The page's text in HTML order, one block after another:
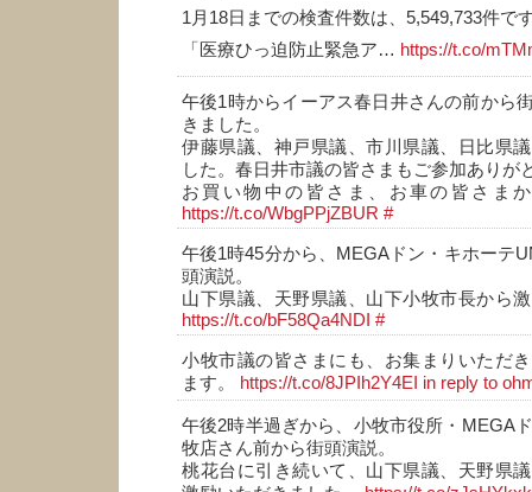
1月18日までの検査件数は、5,549,733件で
「医療ひっ迫防止緊急ア… https://t.co/
午後1時からイーアス春日井さんの前から
きました。
伊藤県議、神戸県議、市川県議、日比県
した。春日井市議の皆さまもご参加ありが
お買い物中の皆さま、お車の皆さま
https://t.co/WbgPPjZBUR #
午後1時45分から、MEGAドン・キホーテ
頭演説。
山下県議、天野県議、山下小牧市長から
https://t.co/bF58Qa4NDI #
小牧市議の皆さまにも、お集まりいただ
ます。
https://t.co/8JPIh2Y4EI in reply to
午後2時半過ぎから、小牧市役所・MEGA
牧店さん前から街頭演説。
桃花台に引き続いて、山下県議、天野県